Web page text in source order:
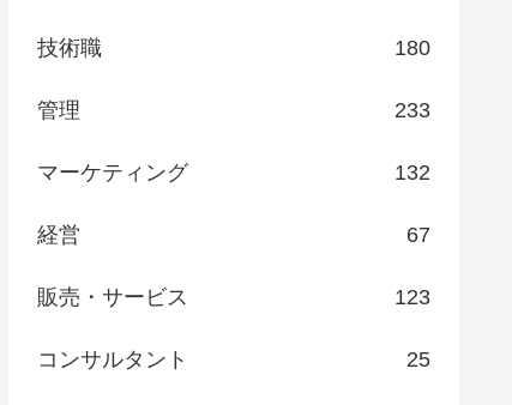
技術職 180
管理 233
マーケティング 132
経営 67
販売・サービス 123
コンサルタント 25